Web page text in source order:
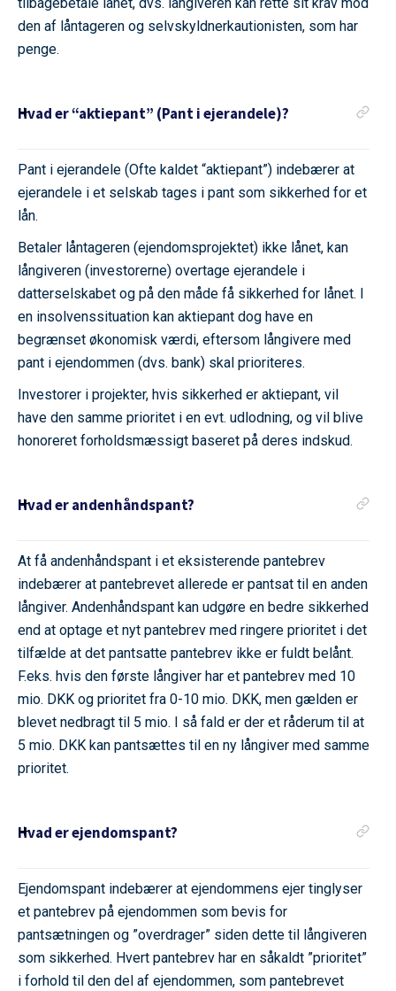
den af låntageren og selvskyldnerkautionisten, som har
penge.
Hvad er “aktiepant” (Pant i ejerandele)?
Pant i ejerandele (Ofte kaldet “aktiepant”) indebærer at
ejerandele i et selskab tages i pant som sikkerhed for et
lån.
Betaler låntageren (ejendomsprojektet) ikke lånet, kan
långiveren (investorerne) overtage ejerandele i
datterselskabet og på den måde få sikkerhed for lånet. I
en insolvenssituation kan aktiepant dog have en
begrænset økonomisk værdi, eftersom långivere med
pant i ejendommen (dvs. bank) skal prioriteres.
Investorer i projekter, hvis sikkerhed er aktiepant, vil
have den samme prioritet i en evt. udlodning, og vil blive
honoreret forholdsmæssigt baseret på deres indskud.
Hvad er andenhåndspant?
At få andenhåndspant i et eksisterende pantebrev
indebærer at pantebrevet allerede er pantsat til en anden
långiver. Andenhåndspant kan udgøre en bedre sikkerhed
end at optage et nyt pantebrev med ringere prioritet i det
tilfælde at det pantsatte pantebrev ikke er fuldt belånt.
F.eks. hvis den første långiver har et pantebrev med 10
mio. DKK og prioritet fra 0-10 mio. DKK, men gælden er
blevet nedbragt til 5 mio. I så fald er der et råderum til at
5 mio. DKK kan pantsættes til en ny långiver med samme
prioritet.
Hvad er ejendomspant?
Ejendomspant indebærer at ejendommens ejer tinglyser
et pantebrev på ejendommen som bevis for
pantsætningen og ”overdrager” siden dette til långiveren
som sikkerhed. Hvert pantebrev har en såkaldt ”prioritet”
i forhold til den del af ejendommen, som pantebrevet